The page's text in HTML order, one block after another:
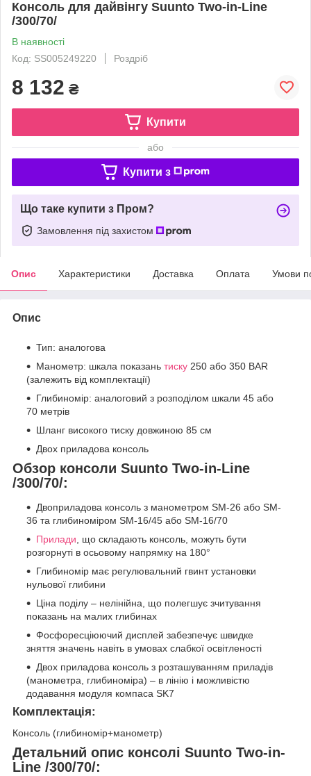
Консоль для дайвінгу Suunto Two-in-Line
/300/70/
В наявності
Код: SS005249220
Роздріб
8 132 ₴
Купити
або
Купити з
Що таке купити з Пром?
Замовлення під захистом
Опис Характеристики Доставка Оплата Умови
Опис
Тип: аналогова
Манометр: шкала показань тиску 250 або 350 BAR
(залежить від комплектації)
Глибиномір: аналоговий з розподілом шкали 45 або
70 метрів
Шланг високого тиску довжиною 85 см
Двох приладова консоль
Обзор консоли Suunto Two-in-Line
/300/70/:
Двоприладова консоль з манометром SM-26 або SM-
36 та глибиноміром SМ-16/45 або SМ-16/70
Прилади, що складають консоль, можуть бути
розгорнуті в осьовому напрямку на 180°
Глибиномір має регулювальний гвинт установки
нульової глибини
Ціна поділу – нелінійна, що полегшує зчитування
показань на малих глибинах
Фосфоресціюючий дисплей забезпечує швидке
зняття значень навіть в умовах слабкої освітленості
Двох приладова консоль з розташуванням приладів
(манометра, глибиноміра) – в лінію і можливістю
додавання модуля компаса SK7
Комплектація:
Консоль (глибиномір+манометр)
Детальний опис консолі Suunto Two-in-
Line /300/70/: